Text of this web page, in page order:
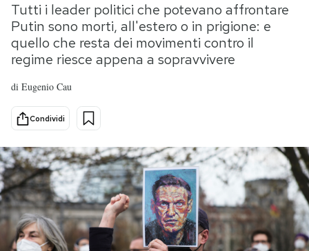
Tecnologia
Internet
Scienza
Cultura
Economia
Sport
Storie/Idee
Ok Boomer!
Media
Europa
PODCAST
NEWSLETTER
Tutti i leader politici che potevano affrontare
Putin sono morti, all'estero o in prigione: e
quello che resta dei movimenti contro il
regime riesce appena a sopravvivere
di Eugenio Cau
Condividi